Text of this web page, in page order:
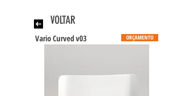
Vario Curved v03 ORÇAMENTO
VOLTAR